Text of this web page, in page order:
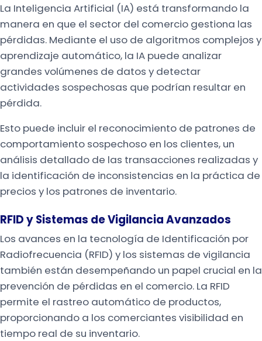
La Inteligencia Artificial (IA) está transformando la
manera en que el sector del comercio gestiona las
pérdidas. Mediante el uso de algoritmos complejos y
aprendizaje automático, la IA puede analizar
grandes volúmenes de datos y detectar
actividades sospechosas que podrían resultar en
pérdida.
Esto puede incluir el reconocimiento de patrones de
comportamiento sospechoso en los clientes, un
análisis detallado de las transacciones realizadas y
la identificación de inconsistencias en la práctica de
precios y los patrones de inventario.
RFID y Sistemas de Vigilancia Avanzados
Los avances en la tecnología de Identificación por
Radiofrecuencia (RFID) y los sistemas de vigilancia
también están desempeñando un papel crucial en la
prevención de pérdidas en el comercio. La RFID
permite el rastreo automático de productos,
proporcionando a los comerciantes visibilidad en
tiempo real de su inventario.